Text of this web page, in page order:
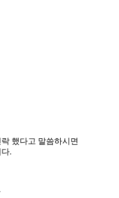
했다고 말씀하시면
.